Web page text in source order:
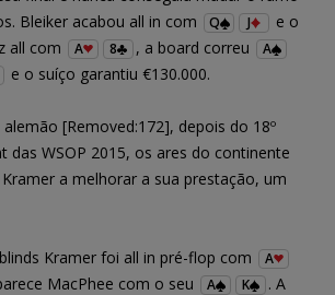
Bleiker acabou all in com
Q J
e o
all com
A 8 , a board correu
A
e o suíço garantiu €130.000.
[Removed:172], depois do 18º
das WSOP 2015, os ares do continente
a melhorar a sua prestação, um
Kramer foi all in pré-flop com
A
MacPhee com o seu A K
. A